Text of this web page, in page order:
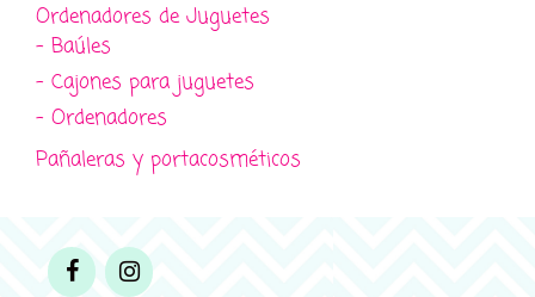
Ordenadores de Juguetes
- Baúles
- Cajones para juguetes
- Ordenadores
Pañaleras y portacosméticos